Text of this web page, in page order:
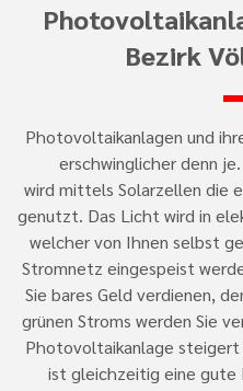
Bezirk
Photovoltaikanlagen und
erschwinglicher denn
wird mittels Solarzellen die
genutzt. Das Licht wird in
welcher von Ihnen selbst
Stromnetz eingespeist
Sie bares Geld verdienen,
grünen Stroms werden Sie
Photovoltaikanlage
ist gleichzeitig eine